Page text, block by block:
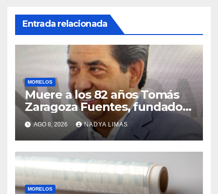
Entrada relacionada
MORELOS
Muere a los 82 años Tomás
Zaragoza Fuentes, fundador
de Grupo Tomza
AGO 8, 2026 NADYA LIMAS
MORELOS